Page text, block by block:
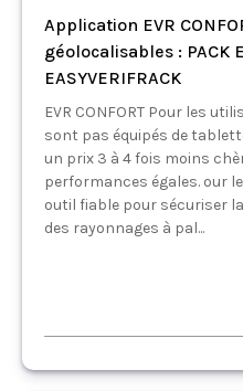
Application EVR
géolocalisables : PACK
EASYVERIFRACK
EVR CONFORT Pour les
sont pas équipés de
un prix 3 à 4 fois moins
performances égales. our
outil fiable pour sécuriser
des rayonnages à pal...